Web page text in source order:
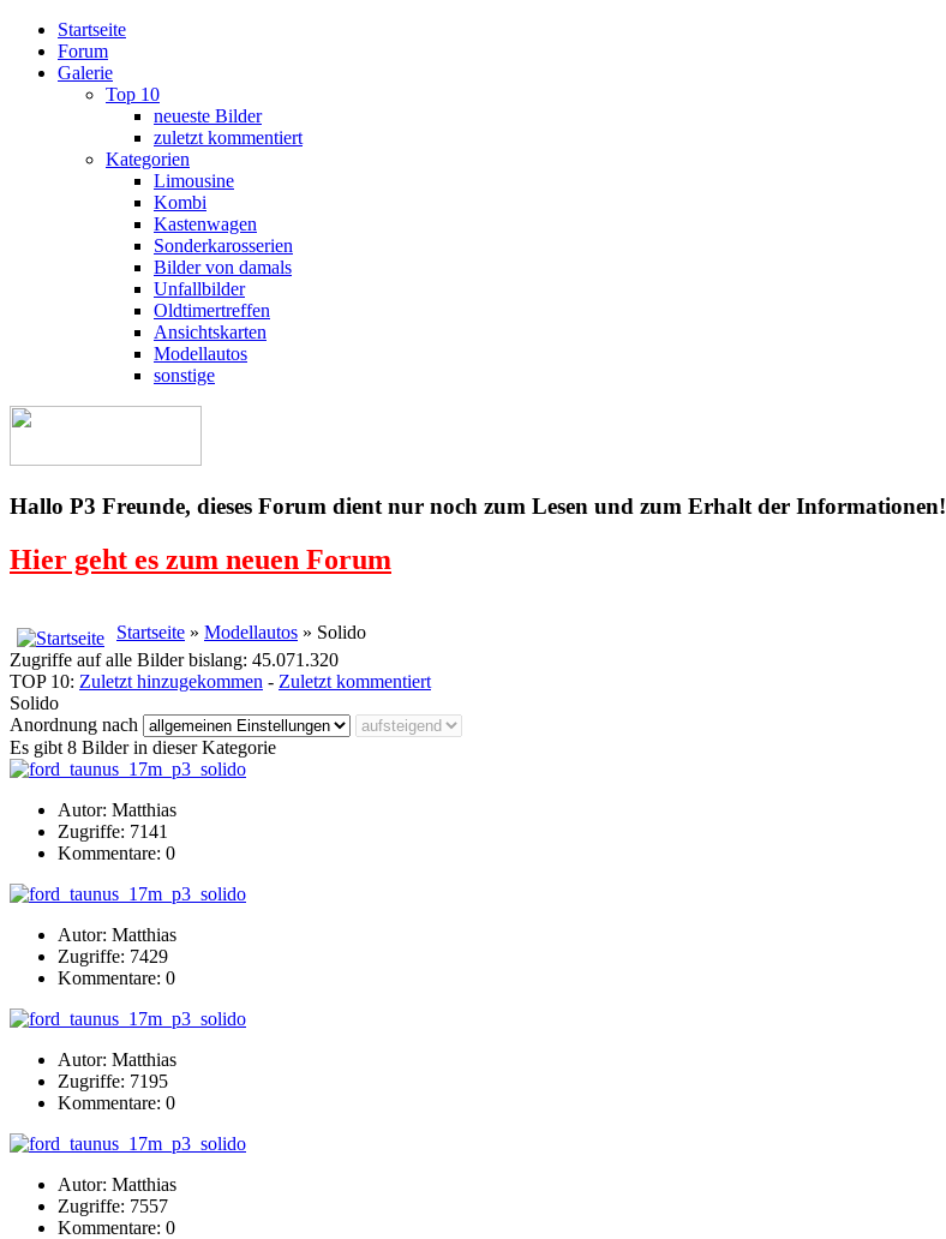
Startseite
Forum
Galerie
Top 10
neueste Bilder
zuletzt kommentiert
Kategorien
Limousine
Kombi
Kastenwagen
Sonderkarosserien
Bilder von damals
Unfallbilder
Oldtimertreffen
Ansichtskarten
Modellautos
sonstige
Hallo P3 Freunde, dieses Forum dient nur noch zum Lesen und zum Erhalt der Informationen!
Hier geht es zum neuen Forum
Startseite » Modellautos » Solido
Zugriffe auf alle Bilder bislang: 45.071.320
TOP 10: Zuletzt hinzugekommen - Zuletzt kommentiert
Solido
Anordnung nach
Es gibt 8 Bilder in dieser Kategorie
Autor: Matthias
Zugriffe: 7141
Kommentare: 0
Autor: Matthias
Zugriffe: 7429
Kommentare: 0
Autor: Matthias
Zugriffe: 7195
Kommentare: 0
Autor: Matthias
Zugriffe: 7557
Kommentare: 0